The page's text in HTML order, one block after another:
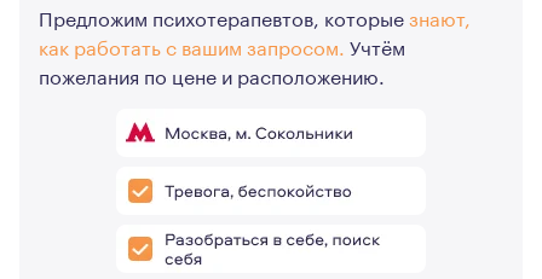
Предложим психотерапевтов, которыезнают,
как работать с вашим запросом. Учтём
пожелания по цене и расположению.